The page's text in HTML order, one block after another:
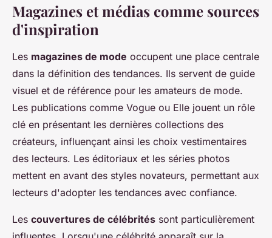
Magazines et médias comme sources
d'inspiration
Les magazines de mode occupent une place centrale
dans la définition des tendances. Ils servent de guide
visuel et de référence pour les amateurs de mode.
Les publications comme Vogue ou Elle jouent un rôle
clé en présentant les dernières collections des
créateurs, influençant ainsi les choix vestimentaires
des lecteurs. Les éditoriaux et les séries photos
mettent en avant des styles novateurs, permettant aux
lecteurs d'adopter les tendances avec confiance.
Les couvertures de célébrités sont particulièrement